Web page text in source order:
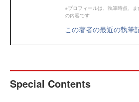
※プロフィールは、執筆時点、
の内容です
この著者の最近の執筆
Special Contents